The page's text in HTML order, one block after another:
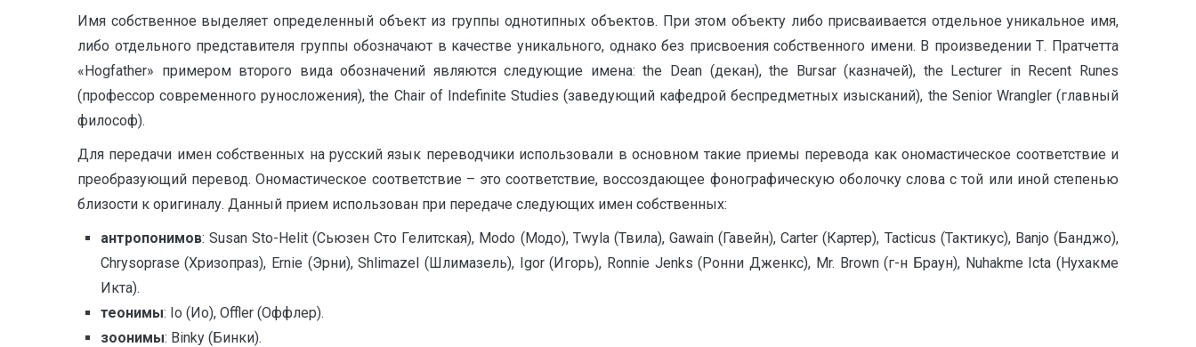
Имя собственное выделяет определенный объект из группы однотипных объектов. При этом объекту либо присваивается отдельное уникальное имя,
либо отдельного представителя группы обозначают в качестве уникального, однако без присвоения собственного имени. В произведении Т. Пратчетта
«Hogfather» примером второго вида обозначений являются следующие имена: the Dean (декан), the Bursar (казначей), the Lecturer in Recent Runes
(профессор современного руносложения), the Chair of Indefinite Studies (заведующий кафедрой беспредметных изысканий), the Senior Wrangler (главный
философ).
Для передачи имен собственных на русский язык переводчики использовали в основном такие приемы перевода как ономастическое соответствие и
преобразующий перевод. Ономастическое соответствие – это соответствие, воссоздающее фонографическую оболочку слова с той или иной степенью
близости к оригиналу. Данный прием использован при передаче следующих имен собственных:
антропонимов: Susan Sto-Helit (Сьюзен Сто Гелитская), Modo (Модо), Twyla (Твила), Gawain (Гавейн), Carter (Картер), Tacticus (Тактикус), Banjo (Банджо),
Chrysoprase (Хризопраз), Ernie (Эрни), Shlimazel (Шлимазель), Igor (Игорь), Ronnie Jenks (Ронни Дженкс), Mr. Brown (г-н Браун), Nuhakme Icta (Нухакме
Икта).
теонимы: Io (Ио), Offler (Оффлер).
зоонимы: Binky (Бинки).